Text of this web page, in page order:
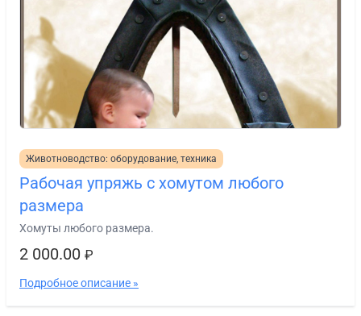
Животноводство: оборудование, техника
Рабочая упряжь с хомутом любого
размера
Хомуты любого размера.
2 000.00 ₽
Подробное описание »